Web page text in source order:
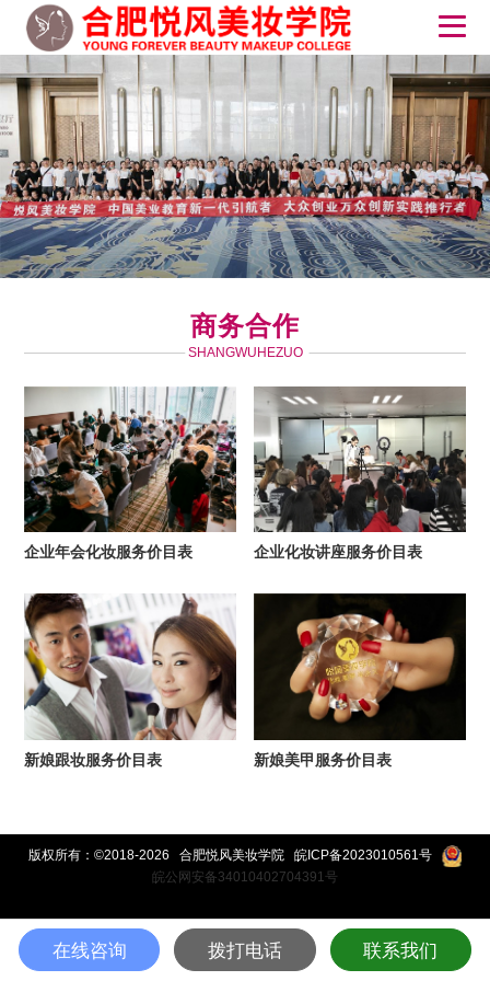
商务合作
SHANGWUHEZUO
企业年会化妆服务价目表 企业化妆讲座服务价目表
新娘跟妆服务价目表 新娘美甲服务价目表
版权所有：©2018-2026 合肥悦风美妆学院 皖ICP备2023010561号
皖公网安备34010402704391号
在线咨询 拨打电话 联系我们